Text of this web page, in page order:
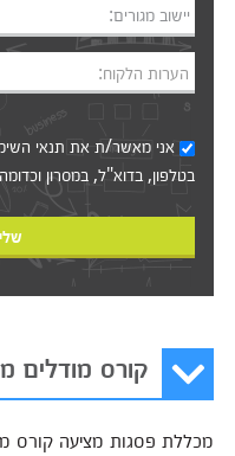
יישוב מגורים:
הערות הלקוח:
אני מאשר/ת את תנאי
בטלפון, בדוא"ל, במסרון וכדומה‎‎
קורס מודלים
מכללת פסגות מציעה קורס